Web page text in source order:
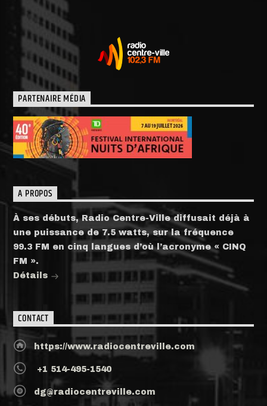
PARTENAIRE MÉDIA
A PROPOS
À ses débuts, Radio Centre-Ville diffusait déjà à
une puissance de 7.5 watts, sur la fréquence
99.3 FM en cinq langues d’où l’acronyme « CINQ
FM ».
Détails
CONTACT
https://www.radiocentreville.com
+1 514-495-1540
dg@radiocentreville.com